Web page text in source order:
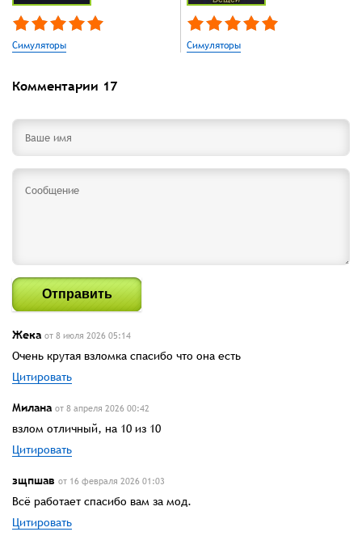
Симуляторы Симуляторы
Комментарии 17
Отправить
Жека от 8 июля 2026 05:14
Очень крутая взломка спасибо что она есть
Цитировать
Милана от 8 апреля 2026 00:42
взлом отличный, на 10 из 10
Цитировать
зщпшав от 16 февраля 2026 01:03
Всё работает спасибо вам за мод.
Цитировать